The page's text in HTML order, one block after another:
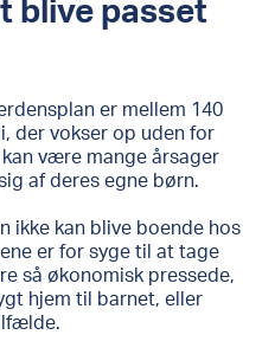
blive passet
er mellem 140
der vokser op uden for
være mange årsager
af deres egne børn.
ikke kan blive boende hos
er for syge til at tage
så økonomisk pressede,
hjem til barnet, eller